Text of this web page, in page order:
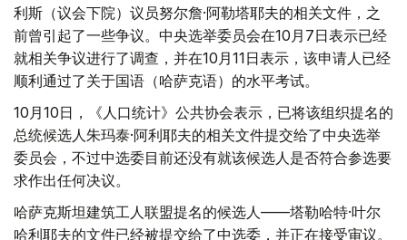
利斯（议会下院）议员努尔詹·阿勒塔耶夫的相关文件，之
前曾引起了一些争议。中央选举委员会在10月7日表示已经
就相关争议进行了调查，并在10月11日表示，该申请人已经
顺利通过了关于国语（哈萨克语）的水平考试。
10月10日，《人口统计》公共协会表示，已将该组织提名的
总统候选人朱玛泰·阿利耶夫的相关文件提交给了中央选举
委员会，不过中选委目前还没有就该候选人是否符合参选要
求作出任何决议。
哈萨克斯坦建筑工人联盟提名的候选人——塔勒哈特·叶尔
哈利耶夫的文件已经被提交给了中选委，并正在接受审议。